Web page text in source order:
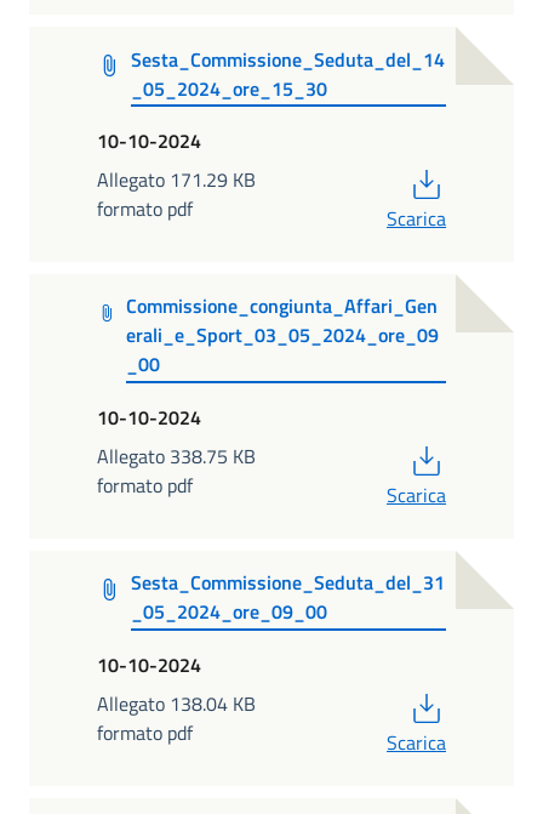
Sesta_Commissione_Seduta_del_14
_05_2024_ore_15_30
10-10-2024
Allegato 171.29 KB
formato pdf
Scarica
Commissione_congiunta_Affari_Gen
erali_e_Sport_03_05_2024_ore_09
_00
10-10-2024
Allegato 338.75 KB
formato pdf
Scarica
Sesta_Commissione_Seduta_del_31
_05_2024_ore_09_00
10-10-2024
Allegato 138.04 KB
formato pdf
Scarica